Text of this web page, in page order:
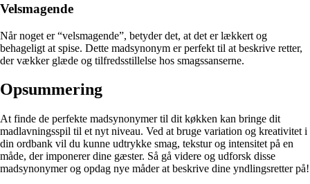
Velsmagende
Når noget er “velsmagende”, betyder det, at det er lækkert og
behageligt at spise. Dette madsynonym er perfekt til at beskrive retter,
der vækker glæde og tilfredsstillelse hos smagssanserne.
Opsummering
At finde de perfekte madsynonymer til dit køkken kan bringe dit
madlavningsspil til et nyt niveau. Ved at bruge variation og kreativitet i
din ordbank vil du kunne udtrykke smag, tekstur og intensitet på en
måde, der imponerer dine gæster. Så gå videre og udforsk disse
madsynonymer og opdag nye måder at beskrive dine yndlingsretter på!